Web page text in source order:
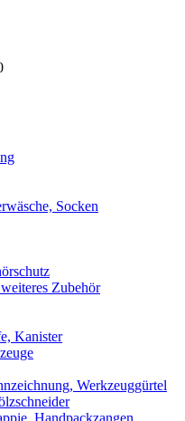
Socken
Zubehör
Kanister
Werkzeuggürtel
Handpackzangen